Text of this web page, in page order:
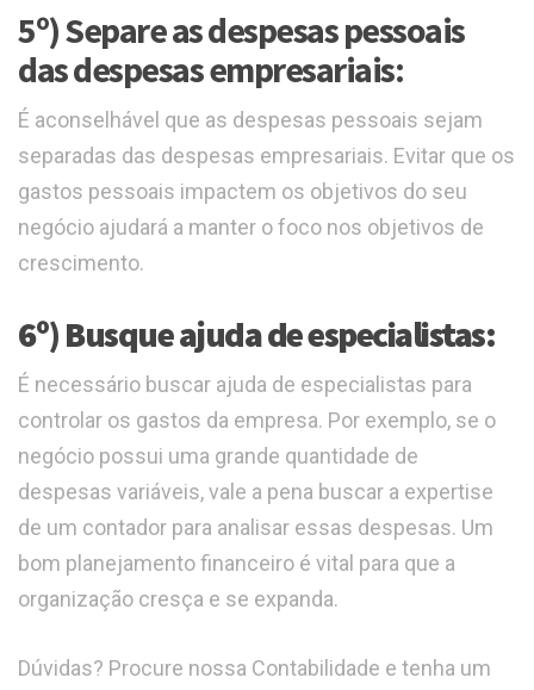
5º) Separe as despesas pessoais
das despesas empresariais:
É aconselhável que as despesas pessoais sejam
separadas das despesas empresariais. Evitar que os
gastos pessoais impactem os objetivos do seu
negócio ajudará a manter o foco nos objetivos de
crescimento.
6º) Busque ajuda de especialistas:
É necessário buscar ajuda de especialistas para
controlar os gastos da empresa. Por exemplo, se o
negócio possui uma grande quantidade de
despesas variáveis, vale a pena buscar a expertise
de um contador para analisar essas despesas. Um
bom planejamento financeiro é vital para que a
organização cresça e se expanda.
Dúvidas? Procure nossa Contabilidade e tenha um